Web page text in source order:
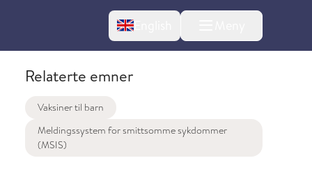
English
Relaterte emner
Vaksiner til barn
Meldingssystem for smittsomme sykdommer
(MSIS)